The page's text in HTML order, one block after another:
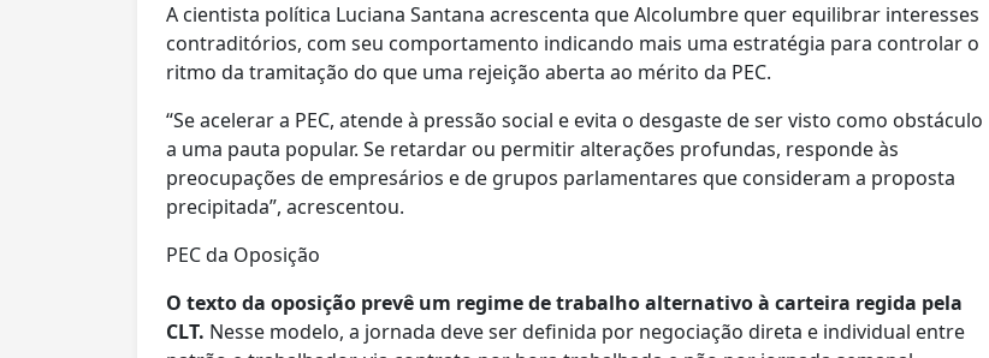
A cientista política Luciana Santana acrescenta que Alcolumbre quer equilibrar interesses
contraditórios, com seu comportamento indicando mais uma estratégia para controlar o
ritmo da tramitação do que uma rejeição aberta ao mérito da PEC.
“Se acelerar a PEC, atende à pressão social e evita o desgaste de ser visto como obstáculo
a uma pauta popular. Se retardar ou permitir alterações profundas, responde às
preocupações de empresários e de grupos parlamentares que consideram a proposta
precipitada”, acrescentou.
PEC da Oposição
O texto da oposição prevê um regime de trabalho alternativo à carteira regida pela
CLT. Nesse modelo, a jornada deve ser definida por negociação direta e individual entre